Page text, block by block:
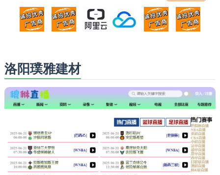
顶部广告位1
广告位招商_广告位待售
顶部广告位2
广告位招商_广告位待售
阿里云
打折活动、99元/年
腾讯云
优惠打折，99元/年
顶部广告位5
广告位招商_
洛阳璞雅建材